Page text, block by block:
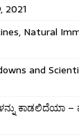
2021
Natural
and
ಕಾಡಲಿದೆಯಾ –